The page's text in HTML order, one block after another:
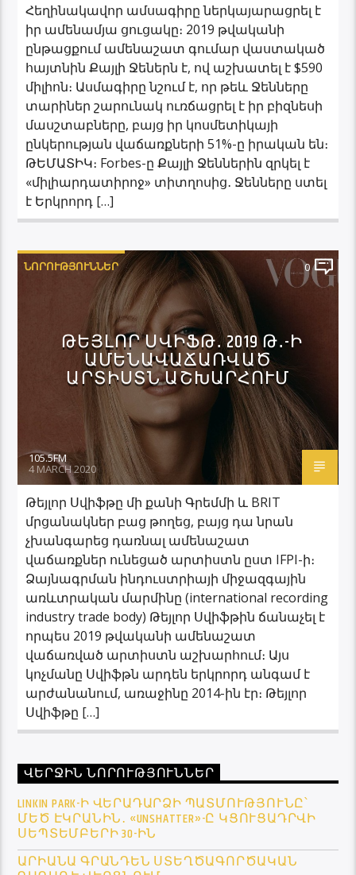
Հեղինակավոր ամսագիրը ներկայարացրել է
իր ամենամյա ցուցակը։ 2019 թվականի
ընթացքում ամենաշատ գումար վաստակած
հայտնին Քայլի Ջեներն է, ով աշխատել է $590
միլիոն։ Ասմագիրը նշում է, որ թեև Ջենները
տարիներ շարունակ ուռճացրել է իր բիզնեսի
մասշտաբները, բայց իր կոսմետիկայի
ընկերության վաճառքների 51%-ը իրական են։
ԹԵՄԱՏԻԿ։ Forbes-ը Քայլի Ջեններին զրկել է
«միլիարդատիրոջ» տիտղոսից․ Ջենները ստել
է Երկրորդ […]
ՆՈՐՈՒԹՅՈՒՆՆԵՐ 0
ԹԵՅԼՈՐ ՍՎԻՖԹ․ 2019 Թ․-Ի
ԱՄԵՆԱՎԱՃԱՌՎԱԾ
ԱՐՏԻՍՏՆ ԱՇԽԱՐՀՈՒՄ
105.5FM
4 MARCH 2020
Թեյլոր Սվիֆթը մի քանի Գրեմմի և BRIT
մրցանակներ բաց թողեց, բայց դա նրան
չխանգարեց դառնալ ամենաշատ
վաճառքներ ունեցած արտիստն ըստ IFPI-ի։
Ձայնագրման ինդուստրիայի միջազգային
առևտրական մարմինը (international recording
industry trade body) Թեյլոր Սվիֆթին ճանաչել է
որպես 2019 թվականի ամենաշատ
վաճառված արտիստն աշխարհում։ Այս
կոչմանը Սվիֆթն արդեն երկրորդ անգամ է
արժանանում, առաջինը 2014-ին էր։ Թեյլոր
Սվիֆթը […]
ՎԵՐՋԻՆ ՆՈՐՈՒԹՅՈՒՆՆԵՐ
LINKIN PARK-Ի ՎԵՐԱԴԱՐՁԻ ՊԱՏՄՈՒԹՅՈՒՆԸ՝
ՄԵԾ ԷԿՐԱՆԻՆ․ «UNSHATTER»-Ը ԿՑՈՒՑԱԴՐՎԻ
ՍԵՊՏԵՄԲԵՐԻ 30-ԻՆ
ԱՐԻԱՆԱ ԳՐԱՆԴԵՆ ՍՏԵՂԾԱԳՈՐԾԱԿԱՆ